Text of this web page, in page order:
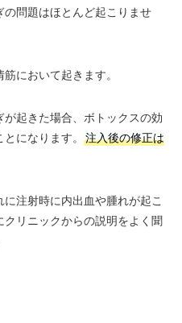
問題はほとんど起こりませ
において起きます。
起きた場合、ボトックスの効
になります。
注入後の修正は
注射時に内出血や腫れが起こ
リニックからの説明をよく聞